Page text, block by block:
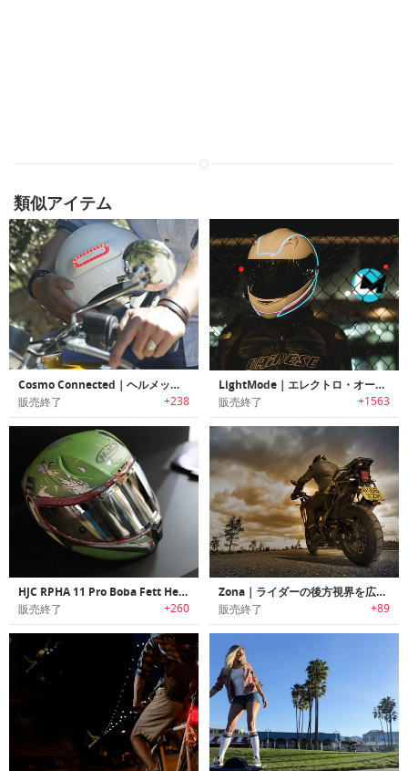
類似アイテム
Cosmo Connected｜ヘルメットに取付けライダーの安全性を向上させるリアブレーキライト「コスモコネクテッド」
販売終了 +238
LightMode｜エレクトロ・オートバイヘルメット
販売終了 +1563
HJC RPHA 11 Pro Boba Fett Helmet｜スターウォーズの人気キャラクターBoba Fett をモチーフにデザインされたヘルメット
販売終了 +260
Zona｜ライダーの後方視界を広げるオートバイ用リアビューシステム「ゾナ」
販売終了 +89